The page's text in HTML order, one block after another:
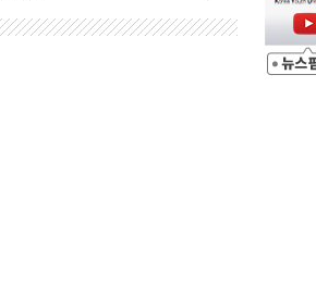
vs 鄭 44.40%
45.71% 송영길 6.92%
46.35% 송영길 5.83%
간 되길"
막판 셈법
거